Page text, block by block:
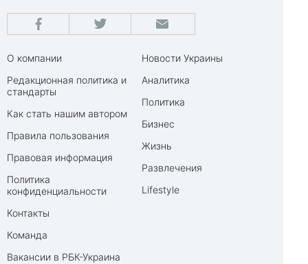
О компании
Редакционная политика и
стандарты
Как стать нашим автором
Правила пользования
Правовая информация
Политика
конфиденциальности
Контакты
Команда
Вакансии в РБК-Украина
Новости Украины
Аналитика
Политика
Бизнес
Жизнь
Развлечения
Lifestyle